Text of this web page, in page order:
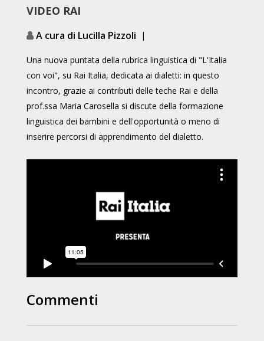
VIDEO RAI
A cura di Lucilla Pizzoli |
Una nuova puntata della rubrica linguistica di "L'Italia
con voi", su Rai Italia, dedicata ai dialetti: in questo
incontro, grazie ai contributi delle teche Rai e della
prof.ssa Maria Carosella si discute della formazione
linguistica dei bambini e dell'opportunità o meno di
inserire percorsi di apprendimento del dialetto.
Commenti